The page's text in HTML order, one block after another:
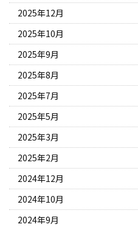
2025年12月
2025年10月
2025年9月
2025年8月
2025年7月
2025年5月
2025年3月
2025年2月
2024年12月
2024年10月
2024年9月